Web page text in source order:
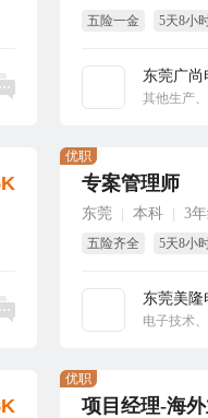
五险一金 5天8小
东莞广尚
其他生产
立即沟通
专案管理师
东莞 本科 3
五险齐全 5天8小
东莞美隆
优职
立即沟通
项目经理-海
优职